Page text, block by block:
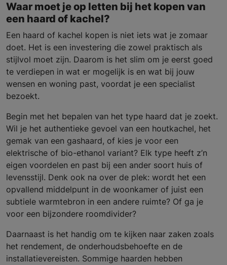
Waar moet je op letten bij het kopen van
een haard of kachel?
Een haard of kachel kopen is niet iets wat je zomaar
doet. Het is een investering die zowel praktisch als
stijlvol moet zijn. Daarom is het slim om je eerst goed
te verdiepen in wat er mogelijk is en wat bij jouw
wensen en woning past, voordat je een specialist
bezoekt.
Begin met het bepalen van het type haard dat je zoekt.
Wil je het authentieke gevoel van een houtkachel, het
gemak van een gashaard, of kies je voor een
elektrische of bio-ethanol variant? Elk type heeft z’n
eigen voordelen en past bij een ander soort huis of
levensstijl. Denk ook na over de plek: wordt het een
opvallend middelpunt in de woonkamer of juist een
subtiele warmtebron in een andere ruimte? Of ga je
voor een bijzondere roomdivider?
Daarnaast is het handig om te kijken naar zaken zoals
het rendement, de onderhoudsbehoefte en de
installatievereisten. Sommige haarden hebben